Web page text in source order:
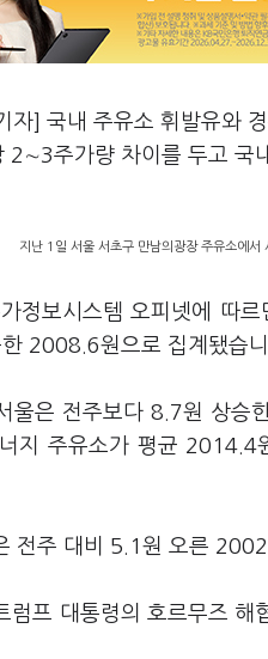
자] 국내 주유소 휘발유와
2∼3주가량 차이를 두고 국
지난 1일 서울 서초구 만남의광장 주유소에
정보시스템 오피넷에 따
2008.6원으로 집계됐습니
울은 전주보다 8.7원 상
지 주유소가 평균
전주 대비 5.1원 오른
럼프 대통령의 호르무즈